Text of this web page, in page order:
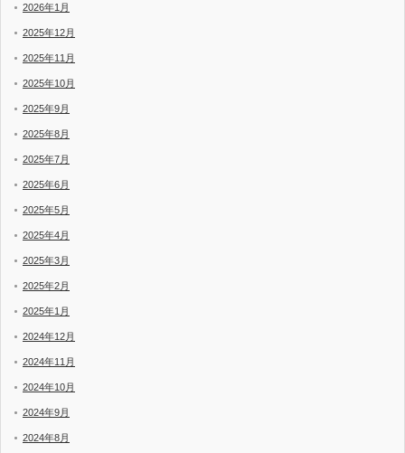
2026年1月
2025年12月
2025年11月
2025年10月
2025年9月
2025年8月
2025年7月
2025年6月
2025年5月
2025年4月
2025年3月
2025年2月
2025年1月
2024年12月
2024年11月
2024年10月
2024年9月
2024年8月